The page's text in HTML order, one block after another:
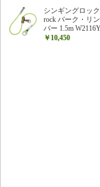
シンギングロッ
rock バーク・リ
バー 1.5m
￥10,450